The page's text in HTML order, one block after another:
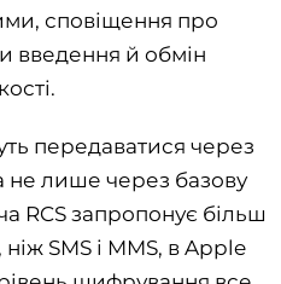
сповіщення про
введення й обмін
передаватися через
не лише через базову
RCS запропонує більш
SMS і MMS, в Apple